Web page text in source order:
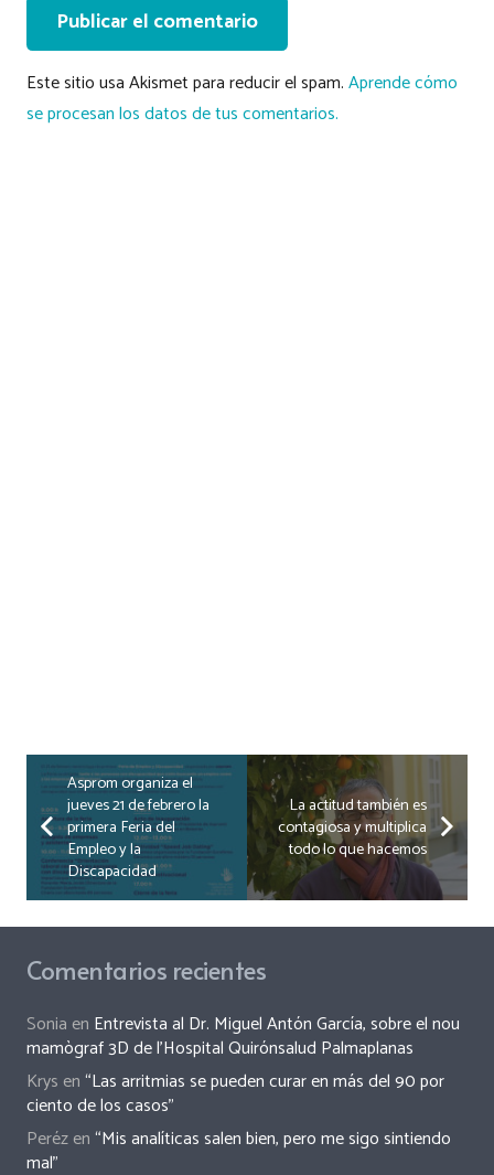
Publicar el comentario
Este sitio usa Akismet para reducir el spam.Aprende cómo
se procesan los datos de tus comentarios.
Asprom organiza el
jueves 21 de febrero la
primera Feria del
Empleo y la
Discapacidad
La actitud también es
contagiosa y multiplica
todo lo que hacemos
Comentarios recientes
Sonia en Entrevista al Dr. Miguel Antón García, sobre el nou
mamògraf 3D de l’Hospital Quirónsalud Palmaplanas
Krys en“Las arritmias se pueden curar en más del 90 por
ciento de los casos”
Perézen“Mis analíticas salen bien, pero me sigo sintiendo
mal”